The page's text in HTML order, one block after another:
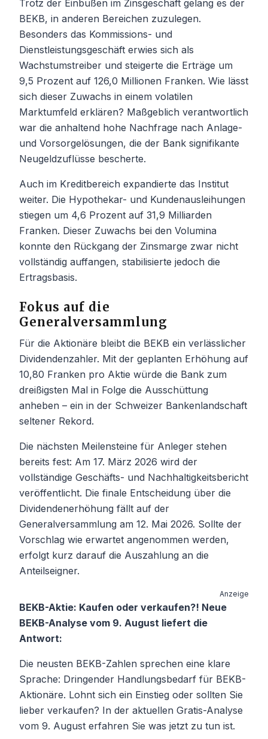
Trotz der Einbußen im Zinsgeschäft gelang es der
BEKB, in anderen Bereichen zuzulegen.
Besonders das Kommissions- und
Dienstleistungsgeschäft erwies sich als
Wachstumstreiber und steigerte die Erträge um
9,5 Prozent auf 126,0 Millionen Franken. Wie lässt
sich dieser Zuwachs in einem volatilen
Marktumfeld erklären? Maßgeblich verantwortlich
war die anhaltend hohe Nachfrage nach Anlage-
und Vorsorgelösungen, die der Bank signifikante
Neugeldzuflüsse bescherte.
Auch im Kreditbereich expandierte das Institut
weiter. Die Hypothekar- und Kundenausleihungen
stiegen um 4,6 Prozent auf 31,9 Milliarden
Franken. Dieser Zuwachs bei den Volumina
konnte den Rückgang der Zinsmarge zwar nicht
vollständig auffangen, stabilisierte jedoch die
Ertragsbasis.
Fokus auf die
Generalversammlung
Für die Aktionäre bleibt die BEKB ein verlässlicher
Dividendenzahler. Mit der geplanten Erhöhung auf
10,80 Franken pro Aktie würde die Bank zum
dreißigsten Mal in Folge die Ausschüttung
anheben – ein in der Schweizer Bankenlandschaft
seltener Rekord.
Die nächsten Meilensteine für Anleger stehen
bereits fest: Am 17. März 2026 wird der
vollständige Geschäfts- und Nachhaltigkeitsbericht
veröffentlicht. Die finale Entscheidung über die
Dividendenerhöhung fällt auf der
Generalversammlung am 12. Mai 2026. Sollte der
Vorschlag wie erwartet angenommen werden,
erfolgt kurz darauf die Auszahlung an die
Anteilseigner.
Anzeige
BEKB-Aktie: Kaufen oder verkaufen?! Neue
BEKB-Analyse vom 9. August liefert die
Antwort:
Die neusten BEKB-Zahlen sprechen eine klare
Sprache: Dringender Handlungsbedarf für BEKB-
Aktionäre. Lohnt sich ein Einstieg oder sollten Sie
lieber verkaufen? In der aktuellen Gratis-Analyse
vom 9. August erfahren Sie was jetzt zu tun ist.